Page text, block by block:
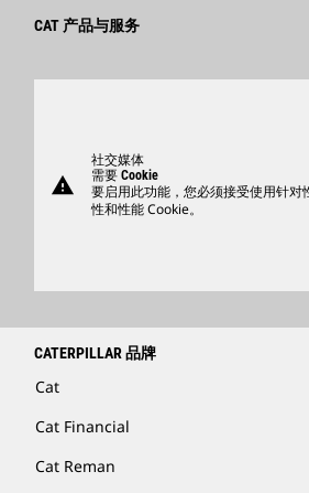
创新
搜索和申请
供应商
CAT 产品与服务
商品warning
社交媒体
需要 Cookie
要启用此功能，您必须接受使用针对
性和性能 Cookie。
CATERPILLAR 品牌
Cat
Cat Financial
Cat Reman